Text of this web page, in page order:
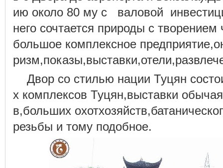
ию около 80 му с валовой
него сочтается природы с творением
большое комплексное
Двор со стилью нации Туцян
х комплексов Туцян,выставки
в,больших
резьбы и тому подобное.